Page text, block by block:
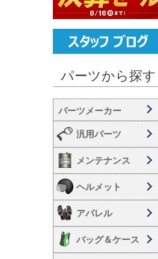
パーツから探す
汎用パーツ
メンテナンス
ヘルメット
アパレル
バッグ＆ケース